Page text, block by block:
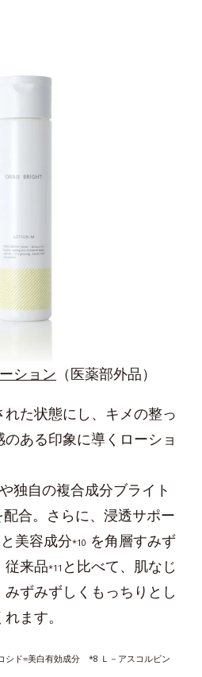
ション （医薬部外品）
た状態にし、キメの整っ
ある印象に導くローショ
や独自の複合成分ブライト
配合。さらに、浸透サポー
美容成分*10 を角層すみず
従来品*11 と比べて、肌なじ
ずみずしくもっちりとし
ます。
ド=美白有効成分 *8 Ｌ－アスコルビン